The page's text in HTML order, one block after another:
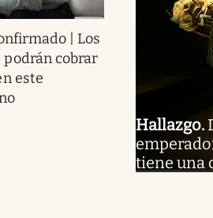
| Los
podrán cobrar
este
Hallazgo.
tiene una